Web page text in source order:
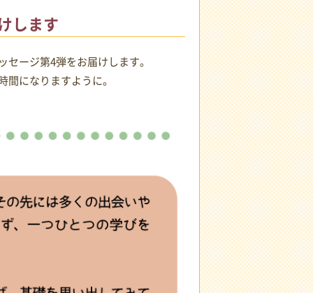
します
ージ第4弾をお届けします。
間になりますように。